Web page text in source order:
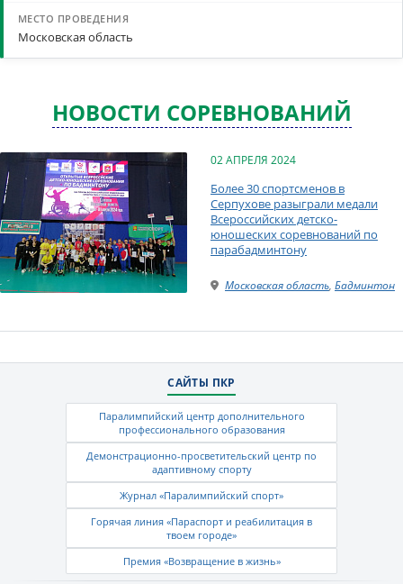
Московская область
НОВОСТИ СОРЕВНОВАНИЙ
02 АПРЕЛЯ 2024
Более 30 спортсменов в
Серпухове разыграли медали
Всероссийских детско-
юношеских соревнований по
парабадминтону
Московская область, Бадминтон
САЙТЫ ПКР
Паралимпийский центр дополнительного
профессионального образования
Демонстрационно-просветительский центр по
адаптивному спорту
Журнал «Паралимпийский спорт»
Горячая линия «Параспорт и реабилитация в
твоем городе»
Премия «Возвращение в жизнь»